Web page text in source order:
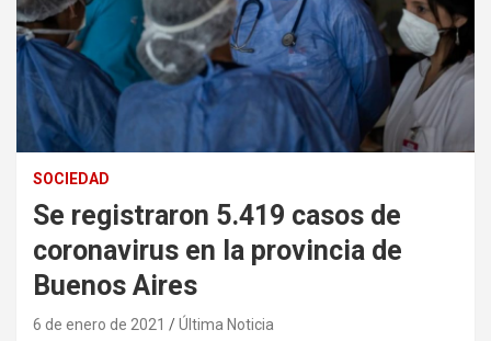
SOCIEDAD
Se registraron 5.419 casos de
coronavirus en la provincia de
Buenos Aires
6 de enero de 2021 Última Noticia